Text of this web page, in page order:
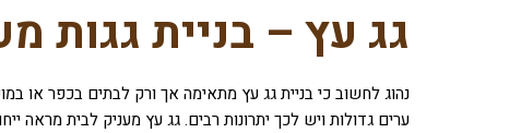
גג עץ – בניית גגות
נהוג לחשוב כי בניית גג עץ מתאימה אך ורק לבתים בכפר או
ערים גדולות ויש לכך יתרונות רבים. גג עץ מעניק לבית מראה